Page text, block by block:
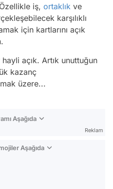
iş, ortaklık ve
karşılıklı
için kartlarını açık
açık. Artık unuttuğun
kazanç
üzere...
Aşağıda
Reklam
Aşağıda